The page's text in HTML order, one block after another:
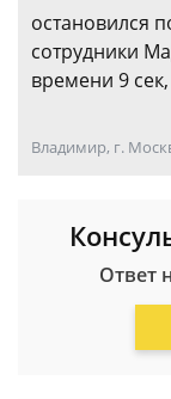
остановился
сотрудники
времени 9
Владимир, г.
Ответ